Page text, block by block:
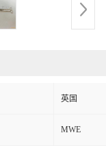
英国
MWE